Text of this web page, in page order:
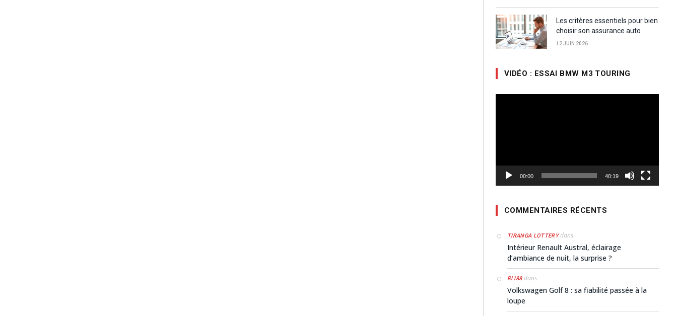
Les critères essentiels pour bien
choisir son assurance auto
12 JUIN 2026
VIDÉO : ESSAI BMW M3 TOURING
00:00 40:19
COMMENTAIRES RÉCENTS
TIRANGA LOTTERYdans
Intérieur Renault Austral, éclairage
d’ambiance de nuit, la surprise ?
RI188dans
Volkswagen Golf 8 : sa fiabilité passée à la
loupe